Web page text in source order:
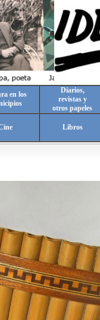
en los
Diarios,
revistas y
otros papeles
Libros